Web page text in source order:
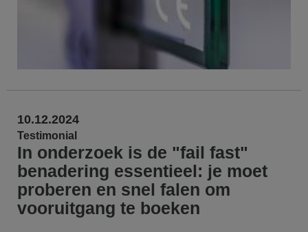
10.12.2024
Testimonial
In onderzoek is de "fail fast"
benadering essentieel: je moet
proberen en snel falen om
vooruitgang te boeken